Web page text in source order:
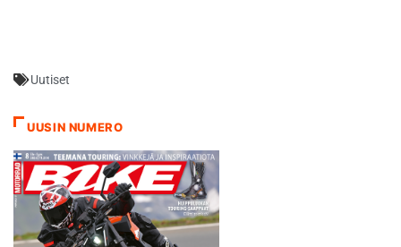
pronssin varmistanut Antti
ensimmäiseen GP-voittoon.
Vuonna 2008 MX3-luokan
MM-pisteistä ajettiin
puolestaan Heinolassa. -
Heinolan Moottorikerho haki
myös vuoden 2010 MM-
osakilpailun…
Uutiset
UUSIN NUMERO